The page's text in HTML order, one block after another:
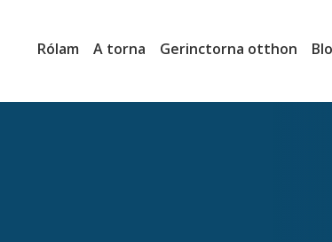
Rólam A torna Gerinctorna otthon